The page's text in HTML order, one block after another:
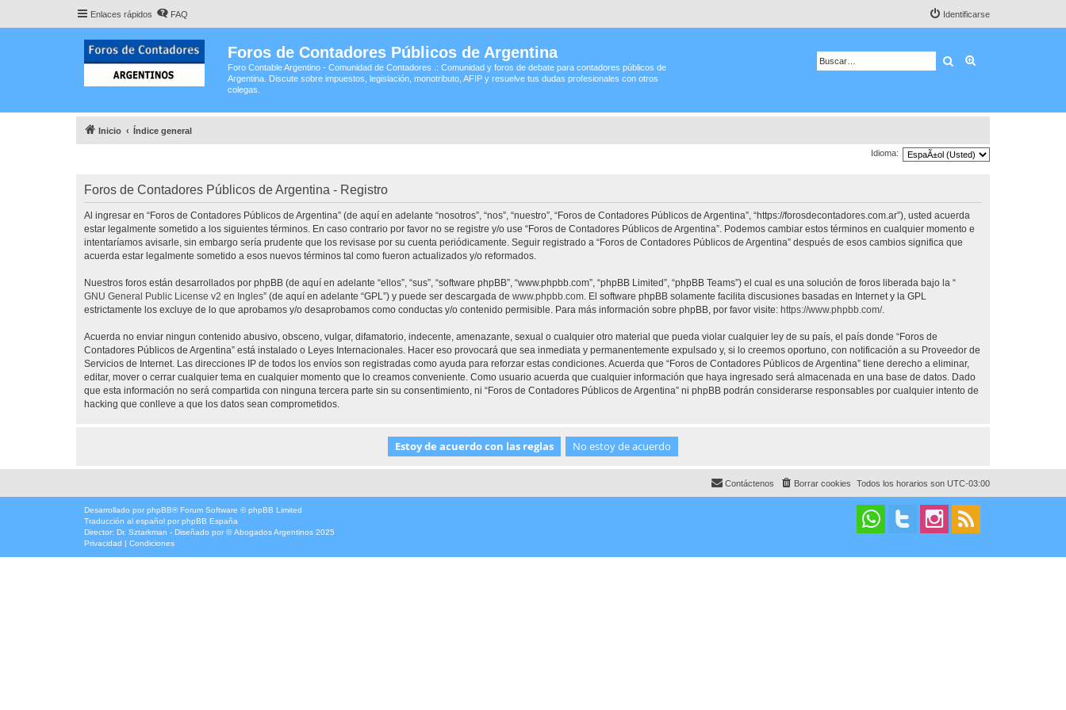
Enlaces rápidos FAQ Identificarse
Foros de Contadores Públicos de Argentina
Foro Contable Argentino - Comunidad de Contadores .: Comunidad y foros de debate para contadores públicos de
Argentina. Discute sobre impuestos, legislación, monotributo, AFIP y resuelve tus dudas profesionales con otros
colegas.
Buscar
Inicio Índice general
Idioma:
Foros de Contadores Públicos de Argentina - Registro
Al ingresar en “Foros de Contadores Públicos de Argentina” (de aquí en adelante “nosotros”, “nos”, “nuestro”, “Foros de Contadores Públicos de Argentina”, “https://forosdecontadores.com.ar”), usted acuerda
estar legalmente sometido a los siguientes términos. En caso contrario por favor no se registre y/o use “Foros de Contadores Públicos de Argentina”. Podemos cambiar estos términos en cualquier momento e
intentaríamos avisarle, sin embargo sería prudente que los revisase por su cuenta periódicamente. Seguir registrado a “Foros de Contadores Públicos de Argentina” después de esos cambios significa que
acuerda estar legalmente sometido a esos nuevos términos tal como fueron actualizados y/o reformados.
Nuestros foros están desarrollados por phpBB (de aquí en adelante “ellos”, “sus”, “software phpBB”, “www.phpbb.com”, “phpBB Limited”, “phpBB Teams”) el cual es una solución de foros liberada bajo la “
GNU General Public License v2 en Ingles” (de aquí en adelante “GPL”) y puede ser descargada de www.phpbb.com. El software phpBB solamente facilita discusiones basadas en Internet y la GPL
estrictamente los excluye de lo que aprobamos y/o desaprobamos como conductas y/o contenido permisible. Para más información sobre phpBB, por favor visite: https://www.phpbb.com/.
Acuerda no enviar ningun contenido abusivo, obsceno, vulgar, difamatorio, indecente, amenazante, sexual o cualquier otro material que pueda violar cualquier ley de su país, el país donde “Foros de
Contadores Públicos de Argentina” está instalado o Leyes Internacionales. Hacer eso provocará que sea inmediata y permanentemente expulsado y, si lo creemos oportuno, con notificación a su Proveedor de
Servicios de Internet. Las direcciones IP de todos los envíos son registradas como ayuda para reforzar estas condiciones. Acuerda que “Foros de Contadores Públicos de Argentina” tiene derecho a eliminar,
editar, mover o cerrar cualquier tema en cualquier momento que lo creamos conveniente. Como usuario acuerda que cualquier información que haya ingresado será almacenada en una base de datos. Dado
que esta información no será compartida con ninguna tercera parte sin su consentimiento, ni “Foros de Contadores Públicos de Argentina” ni phpBB podrán considerarse responsables por cualquier intento de
hacking que conlleve a que los datos sean comprometidos.
Todos los horarios son UTC-03:00
Borrar cookies
Contáctenos
Desarrollado por phpBB® Forum Software © phpBB Limited
Traducción al español por phpBB España
Director: Dr. Sztarkman - Diseñado por ©Abogados Argentinos 2025
Privacidad | Condiciones